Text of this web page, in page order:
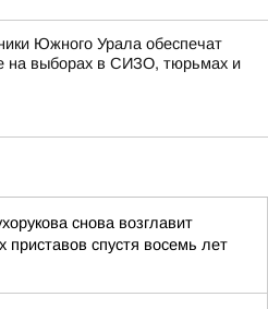
Южного Урала обеспечат
на выборах в СИЗО, тюрьмах и
снова возглавит
приставов спустя восемь лет